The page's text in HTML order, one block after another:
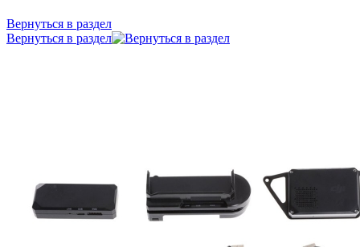
Вернуться в раздел
Вернуться в раздел